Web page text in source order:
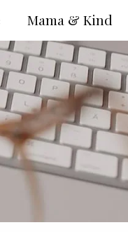
Mama & Kind